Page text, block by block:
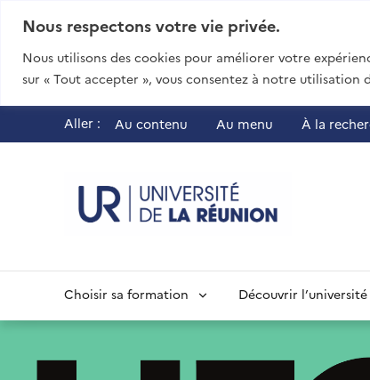
Nous respectons votre vie privée.
Nous utilisons des cookies pour améliorer votre
sur « Tout accepter », vous consentez à notre utilisation
Aller : Au contenu Au menu À la
Choisir sa formation Découvrir l’université